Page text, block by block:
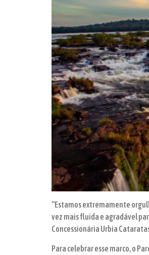
“Estamos extremamente
vez mais fluida e agradável
Concessionária Urbia
Para celebrar esse marco, o